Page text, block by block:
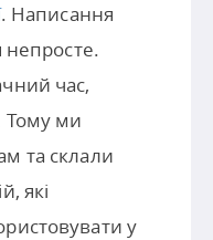
. Написання
непросте.
час,
Тому ми
та склали
які
у